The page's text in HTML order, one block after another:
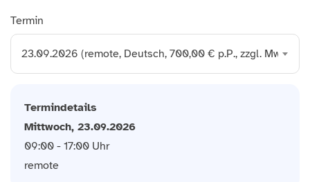
Termin
23.09.2026 (remote, Deutsch, 700,00 € p.P., zzgl. MwSt.)
Termindetails
Mittwoch, 23.09.2026
09:00 - 17:00 Uhr
remote